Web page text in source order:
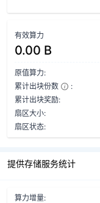
有效算力
0.00 B
原值算力:
累计出块份数
:
累计出块奖励:
扇区大小:
扇区状态:
提供存储服务统计
算力增量: